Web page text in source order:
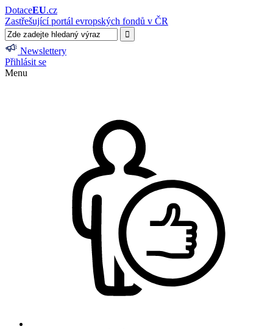
DotaceEU.cz
Zastřešující portál evropských fondů v ČR
Newslettery
Přihlásit se
Menu